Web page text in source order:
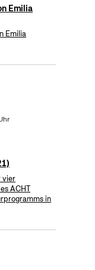
Emilia
Emilia
vier
ACHT
in